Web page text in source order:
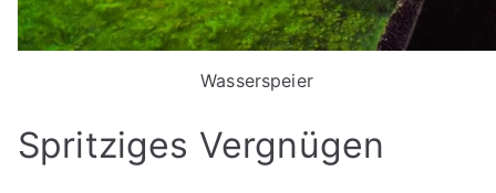
Wasserspeier
Spritziges Vergnügen